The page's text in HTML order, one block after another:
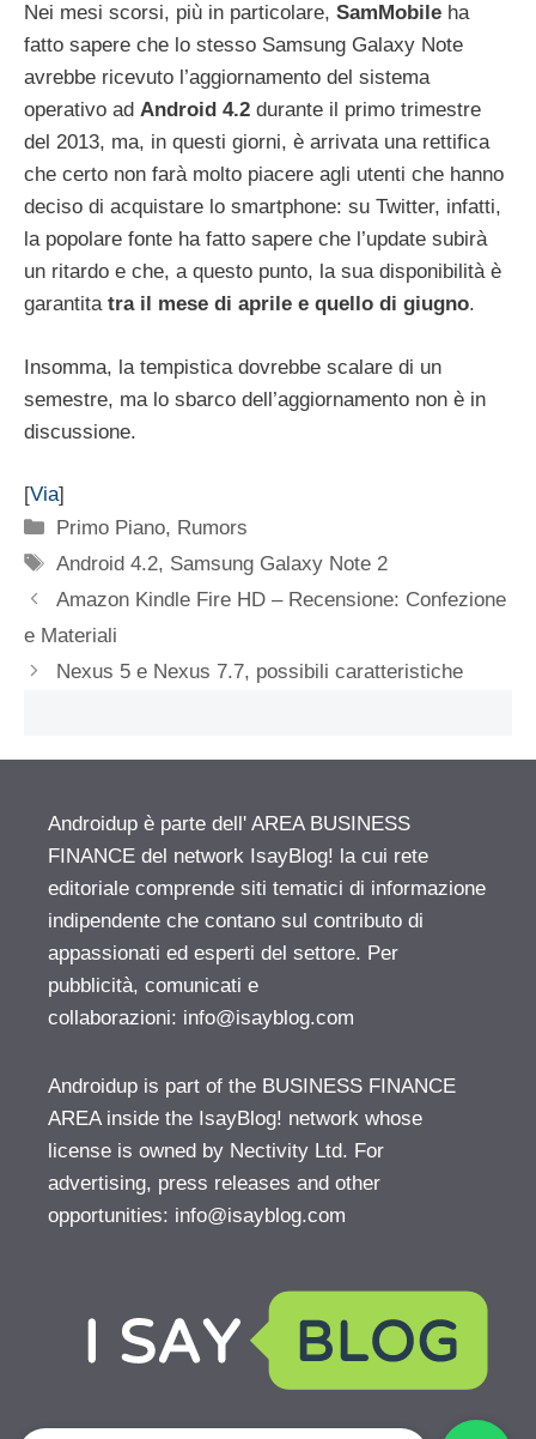
Nei mesi scorsi, più in particolare, SamMobile ha
fatto sapere che lo stesso Samsung Galaxy Note
avrebbe ricevuto l’aggiornamento del sistema
operativo ad Android 4.2 durante il primo trimestre
del 2013, ma, in questi giorni, è arrivata una rettifica
che certo non farà molto piacere agli utenti che hanno
deciso di acquistare lo smartphone: su Twitter, infatti,
la popolare fonte ha fatto sapere che l’update subirà
un ritardo e che, a questo punto, la sua disponibilità è
garantita tra il mese di aprile e quello di giugno.
Insomma, la tempistica dovrebbe scalare di un
semestre, ma lo sbarco dell’aggiornamento non è in
discussione.
[Via]
Categorie
Primo Piano, Rumors
Tag
Android 4.2, Samsung Galaxy Note 2
Amazon Kindle Fire HD – Recensione: Confezione
e Materiali
Nexus 5 e Nexus 7.7, possibili caratteristiche
Androidup è parte dell' AREA BUSINESS
FINANCE del network IsayBlog! la cui rete
editoriale comprende siti tematici di informazione
indipendente che contano sul contributo di
appassionati ed esperti del settore. Per
pubblicità, comunicati e
collaborazioni: info@isayblog.com
Androidup is part of the BUSINESS FINANCE
AREA inside the IsayBlog! network whose
license is owned by Nectivity Ltd. For
advertising, press releases and other
opportunities: info@isayblog.com